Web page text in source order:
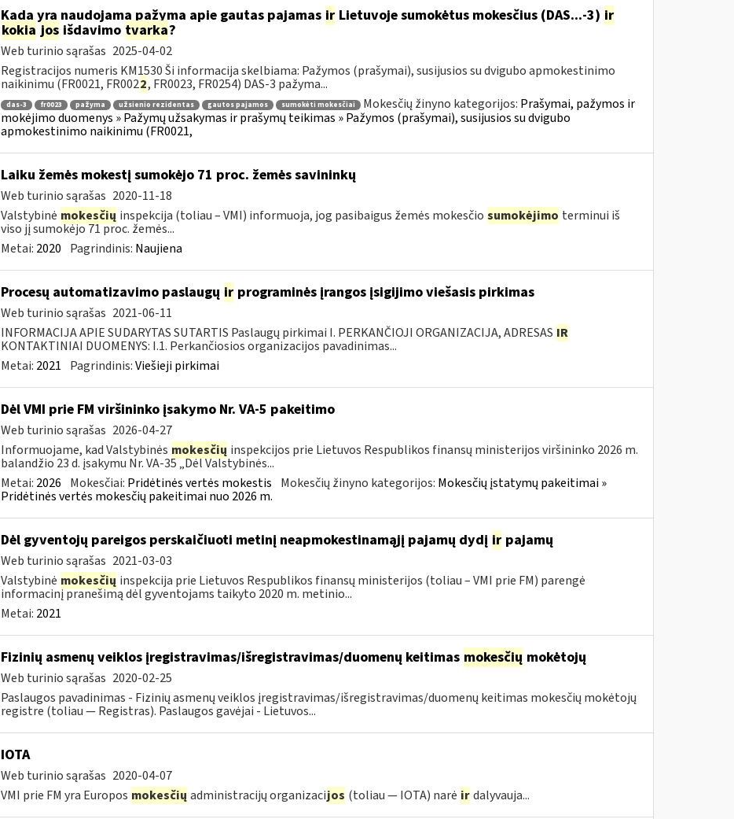
Kada yra naudojama pažyma apie gautas pajamas irLietuvoje sumokėtus mokesčius (DAS...-3) ir
kokia jos išdavimo tvarka?
Web turinio sąrašas 2025-04-02
Registracijos numeris KM1530 Ši informacija skelbiama: Pažymos (prašymai), susijusios su dvigubo apmokestinimo
naikinimu (FR0021, FR0022, FR0023, FR0254) DAS-3 pažyma...
das-3 fr0023 pažyma užsienio rezidentas gautos pajamos sumokėti mokesčiai Mokesčių žinyno kategorijos: Prašymai, pažymos ir
mokėjimo duomenys » Pažymų užsakymas ir prašymų teikimas » Pažymos (prašymai), susijusios su dvigubo
apmokestinimo naikinimu (FR0021,
Laiku žemės mokestį sumokėjo 71 proc. žemės savininkų
Web turinio sąrašas 2020-11-18
Valstybinė mokesčių inspekcija (toliau – VMI) informuoja, jog pasibaigus žemės mokesčio sumokėjimo terminui iš
viso jį sumokėjo 71 proc. žemės...
Metai: 2020 Pagrindinis: Naujiena
Procesų automatizavimo paslaugų irprograminės įrangos įsigijimo viešasis pirkimas
Web turinio sąrašas 2021-06-11
INFORMACIJA APIE SUDARYTAS SUTARTIS Paslaugų pirkimai I. PERKANČIOJI ORGANIZACIJA, ADRESAS IR
KONTAKTINIAI DUOMENYS: I.1. Perkančiosios organizacijos pavadinimas...
Metai: 2021 Pagrindinis:Viešieji pirkimai
Dėl VMI prie FM viršininko įsakymo Nr. VA-5 pakeitimo
Web turinio sąrašas 2026-04-27
Informuojame, kad Valstybinės mokesčių inspekcijos prie Lietuvos Respublikos finansų ministerijos viršininko 2026 m.
balandžio 23 d. įsakymu Nr. VA-35 „Dėl Valstybinės...
Metai: 2026 Mokesčiai: Pridėtinės vertės mokestis Mokesčių žinyno kategorijos: Mokesčių įstatymų pakeitimai »
Pridėtinės vertės mokesčių pakeitimai nuo 2026 m.
Dėl gyventojų pareigos perskaičiuoti metinį neapmokestinamąjį pajamų dydį irpajamų
Web turinio sąrašas 2021-03-03
Valstybinė mokesčių inspekcija prie Lietuvos Respublikos finansų ministerijos (toliau – VMI prie FM) parengė
informacinį pranešimą dėl gyventojams taikyto 2020 m. metinio...
Metai: 2021
Fizinių asmenų veiklos įregistravimas/išregistravimas/duomenų keitimas mokesčių mokėtojų
Web turinio sąrašas 2020-02-25
Paslaugos pavadinimas - Fizinių asmenų veiklos įregistravimas/išregistravimas/duomenų keitimas mokesčių mokėtojų
registre (toliau — Registras). Paslaugos gavėjai - Lietuvos...
IOTA
Web turinio sąrašas 2020-04-07
VMI prie FM yra Europos mokesčių administracijų organizacijos (toliau — IOTA) narė ir dalyvauja...